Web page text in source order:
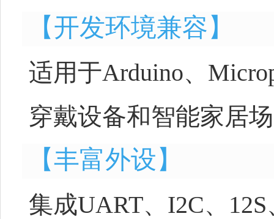
【开发环境兼容】
适用于Arduino、
穿戴设备和智能家居
【丰富外设】
集成UART、I2C、